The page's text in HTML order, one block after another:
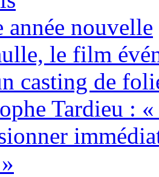
année nouvelle
le film
casting de
Tardieu : «